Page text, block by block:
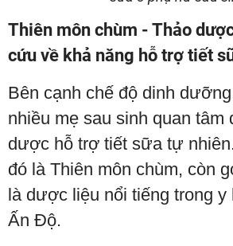
Thiên môn chùm - Thảo
cứu về khả năng hỗ trợ tiết
Bên cạnh chế độ dinh
nhiều mẹ sau sinh quan tâm
dược hỗ trợ tiết sữa tự
đó là Thiên môn chùm, còn
là dược liệu nổi tiếng trong y
Ấn Độ.